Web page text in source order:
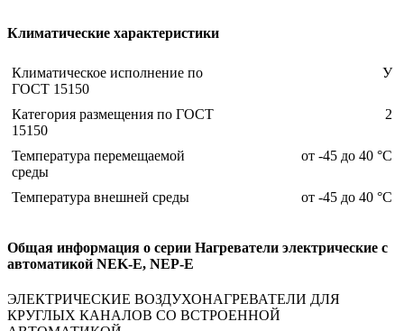
Климатические характеристики
Климатическое исполнение по
ГОСТ 15150
У
Категория размещения по ГОСТ
15150
2
Температура перемещаемой
среды
от -45 до 40 °С
Температура внешней среды от -45 до 40 °С
Общая информация о серии Нагреватели электрические с
автоматикой NEK-E, NEP-E
ЭЛЕКТРИЧЕСКИЕ ВОЗДУХОНАГРЕВАТЕЛИ ДЛЯ
КРУГЛЫХ КАНАЛОВ СО ВСТРОЕННОЙ